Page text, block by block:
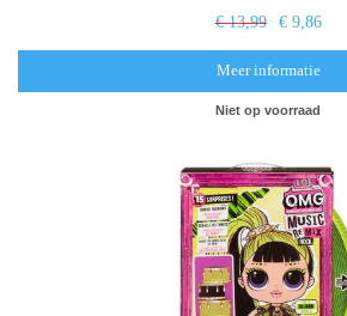
€ 13,99 € 9,86
Meer informatie
Niet op voorraad